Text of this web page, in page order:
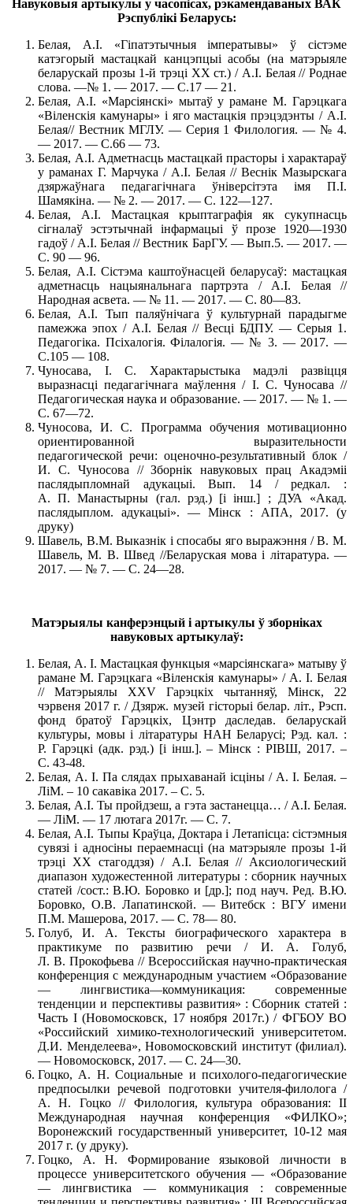
Навуковыя артыкулы у часопісах, рэкамендаваных ВАК
Рэспублікі Беларусь:
Белая, А.І. «Гіпатэтычныя імператывы» ў сістэме
катэгорый мастацкай канцэпцыі асобы (на матэрыяле
беларускай прозы 1-й трэці XX ст.) / А.І. Белая // Роднае
слова. —№ 1. — 2017. — С.17 — 21.
Белая, А.І. «Марсіянскі» мытаў у рамане М. Гарэцкага
«Віленскія камунары» і яго мастацкія прэцэдэнты / А.І.
Белая// Вестник МГЛУ. — Серия 1 Филология. — № 4.
— 2017. — С.66 — 73.
Белая, А.І. Адметнасць мастацкай прасторы і характараў
у раманах Г. Марчука / А.І. Белая // Веснік Мазырскага
дзяржаўнага педагагічнага ўніверсітэта імя П.І.
Шамякіна. — № 2. — 2017. — С. 122—127.
Белая, А.І. Мастацкая крыптаграфія як сукупнасць
сігналаў эстэтычнай інфармацыі ў прозе 1920—1930
гадоў / А.І. Белая // Вестник БарГУ. — Вып.5. — 2017. —
С. 90 — 96.
Белая, А.І. Сістэма каштоўнасцей беларусаў: мастацкая
адметнасць нацыянальнага партрэта / А.І. Белая //
Народная асвета. — № 11. — 2017. — С. 80—83.
Белая, А.І. Тып паляўнічага ў культурнай парадыгме
памежжа эпох / А.І. Белая // Весці БДПУ. — Серыя 1.
Педагогіка. Псіхалогія. Філалогія. — № 3. — 2017. —
С.105 — 108.
Чуносава, І. С. Характарыстыка мадэлі развіцця
выразнасці педагагічнага маўлення / І. С. Чуносава //
Педагогическая наука и образование. — 2017. — № 1. —
С. 67—72.
Чуносова, И. С. Программа обучения мотивационно
ориентированной выразительности
педагогической речи: оценочно-результативный блок /
И. С. Чуносова // Зборнік навуковых прац Акадэміі
паслядыпломнай адукацыі. Вып. 14 / редкал. :
А. П. Манастырны (гал. рэд.) [і інш.] ; ДУА «Акад.
паслядыплом. адукацыі». — Мінск : АПА, 2017. (у
друку)
Шавель, В.М. Выказнік і спосабы яго выражэння / В. М.
Шавель, М. В. Швед //Беларуская мова і літаратура. —
2017. — № 7. — С. 24—28.
Матэрыялы канферэнцый і артыкулы ў зборніках
навуковых артыкулаў:
Белая, А. І. Мастацкая функцыя «марсіянскага» матыву ў
рамане М. Гарэцкага «Віленскія камунары» / А. І. Белая
// Матэрыялы ХХV Гарэцкіх чытанняў, Мінск, 22
чэрвеня 2017 г. / Дзярж. музей гісторыі белар. літ., Рэсп.
фонд братоў Гарэцкіх, Цэнтр даследав. беларускай
культуры, мовы і літаратуры НАН Беларусі; Рэд. кал. :
Р. Гарэцкі (адк. рэд.) [і інш.]. – Мінск : РІВШ, 2017. –
С. 43-48.
Белая, А. І. Па слядах прыхаванай ісціны / А. І. Белая. –
ЛіМ. – 10 сакавіка 2017. – С. 5.
Белая, А.І. Ты пройдзеш, а гэта застанецца… / А.І. Белая.
— ЛіМ. — 17 лютага 2017г. — С. 7.
Белая, А.І. Тыпы Краўца, Доктара і Летапісца: сістэмныя
сувязі і адносіны пераемнасці (на матэрыяле прозы 1-й
трэці XX стагоддзя) / А.І. Белая // Аксиологический
диапазон художестенной литературы : сборник научных
статей /сост.: В.Ю. Боровко и [др.]; под науч. Ред. В.Ю.
Боровко, О.В. Лапатинской. — Витебск : ВГУ имени
П.М. Машерова, 2017. — С. 78— 80.
Голуб, И. А. Тексты биографического характера в
практикуме по развитию речи / И. А. Голуб,
Л. В. Прокофьева // Всероссийская научно-практическая
конференция с международным участием «Образование
— лингвистика—коммуникация: современные
тенденции и перспективы развития» : Сборник статей :
Часть I (Новомосковск, 17 ноября 2017г.) / ФГБОУ ВО
«Российский химико-технологический университетом.
Д.И. Менделеева», Новомосковский институт (филиал).
— Новомосковск, 2017. — С. 24—30.
Гоцко, А. Н. Социальные и психолого-педагогические
предпосылки речевой подготовки учителя-филолога /
А. Н. Гоцко // Филология, культура образования: II
Международная научная конференция «ФИЛКО»;
Воронежский государственный университет, 10-12 мая
2017 г. (у друку).
Гоцко, А. Н. Формирование языковой личности в
процессе университетского обучения — «Образование
— лингвистика — коммуникация : современные